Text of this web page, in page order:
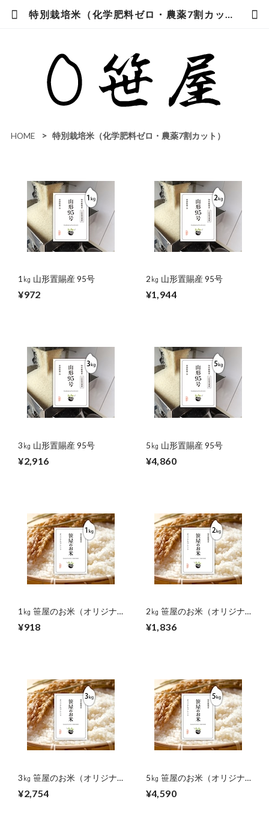
特別栽培米（化学肥料ゼロ・農薬7割カット） | 笹屋米店
HOME 特別栽培米（化学肥料ゼロ・農薬7割カット）
1㎏ 山形置賜産 95号
¥972
2㎏ 山形置賜産 95号
¥1,944
3㎏ 山形置賜産 95号
¥2,916
5㎏ 山形置賜産 95号
¥4,860
1㎏ 笹屋のお米（オリジナ
¥918
2㎏ 笹屋のお米（オリジナ
¥1,836
3㎏ 笹屋のお米（オリジナ
¥2,754
5㎏ 笹屋のお米（オリジナ
¥4,590